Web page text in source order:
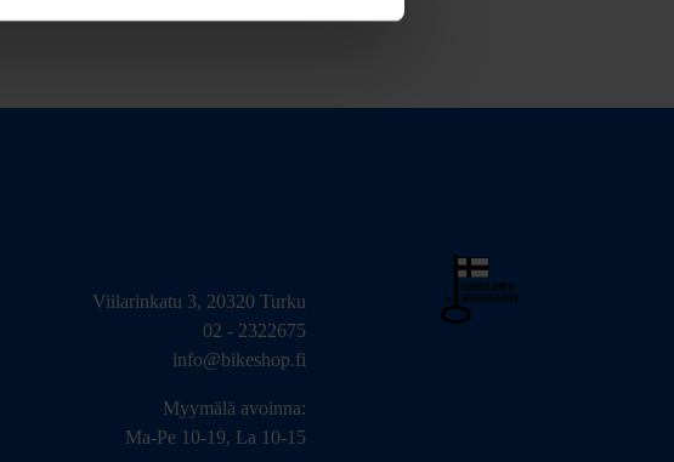
Viilarinkatu 3, 20320 Turku
02 - 2322675
info@bikeshop.fi
Myymälä avoinna:
Ma-Pe 10-19, La 10-15